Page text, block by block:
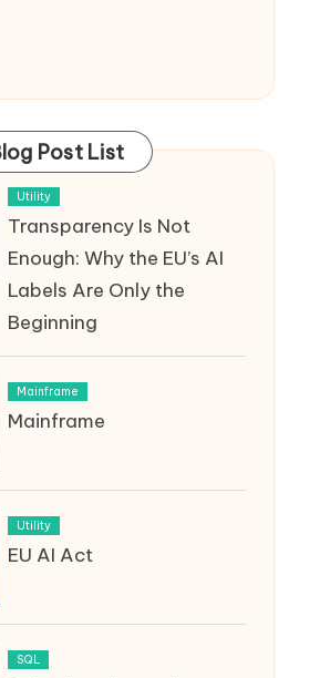
Post List
Utility
Transparency Is Not
Enough: Why the EU’s AI
Labels Are Only the
Beginning
Mainframe
Mainframe
Utility
EU AI Act
SQL